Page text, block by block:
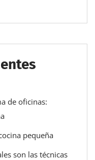
de oficinas:
pequeña
son las técnicas